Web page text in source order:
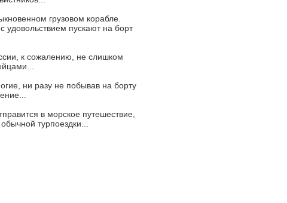
грузовом корабле.
удовольствием пускают на борт
к сожалению, не слишком
ни разу не побывав на борту
в морское путешествие,
турпоездки...